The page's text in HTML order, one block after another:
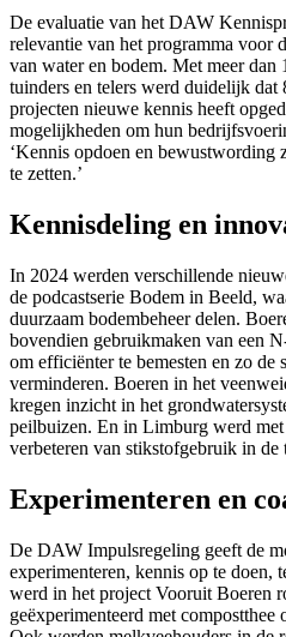
De evaluatie van het DAW
relevantie van het programma voor
van water en bodem. Met meer dan
tuinders en telers werd duidelijk dat
projecten nieuwe kennis heeft
mogelijkheden om hun
‘Kennis opdoen en bewustwording
te zetten.’
Kennisdeling en
In 2024 werden verschillende
de podcastserie Bodem in Beeld,
duurzaam bodembeheer delen.
bovendien gebruikmaken van een
om efficiënter te bemesten en zo de
verminderen. Boeren in het
kregen inzicht in het
peilbuizen. En in Limburg werd
verbeteren van stikstofgebruik in de
Experimenteren en
De DAW Impulsregeling geeft de
experimenteren, kennis op te doen,
werd in het project Vooruit Boeren
geëxperimenteerd met compostthee